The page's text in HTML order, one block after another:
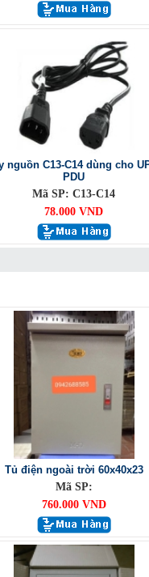
nguồn C13-C14 dùng cho
PDU
Mã SP: C13-C14
78.000 VND
Tủ điện ngoài trời 60x40x23
Mã SP:
760.000 VND